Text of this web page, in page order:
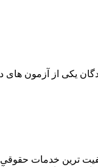
یکی از آزمون
ترین خدمات حقوقی